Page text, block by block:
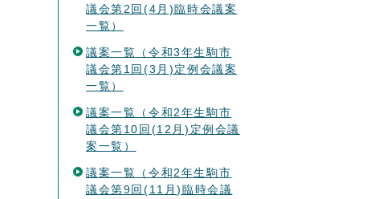
議会第2回(4月)臨時会議案
一覧）
議案一覧（令和3年生駒市
議会第1回(3月)定例会議案
一覧）
議案一覧（令和2年生駒市
議会第10回(12月)定例会議
案一覧）
議案一覧（令和2年生駒市
議会第9回(11月)臨時会議